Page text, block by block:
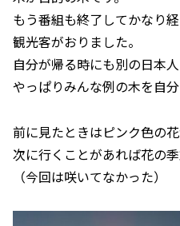
もう番組も終了してかなり
観光客がおりました。
自分が帰る時にも別の日本
やっぱりみんな例の木を自
前に見たときはピンク色の花
次に行くことがあれば花の
（今回は咲いてなかった）